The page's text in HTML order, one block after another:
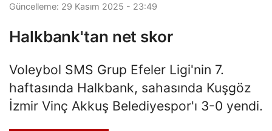
Güncelleme: 29 Kasım 2025 - 23:49
Halkbank'tan net skor
Voleybol SMS Grup Efeler Ligi'nin 7.
haftasında Halkbank, sahasında Kuşgöz
İzmir Vinç Akkuş Belediyespor'ı 3-0 yendi.